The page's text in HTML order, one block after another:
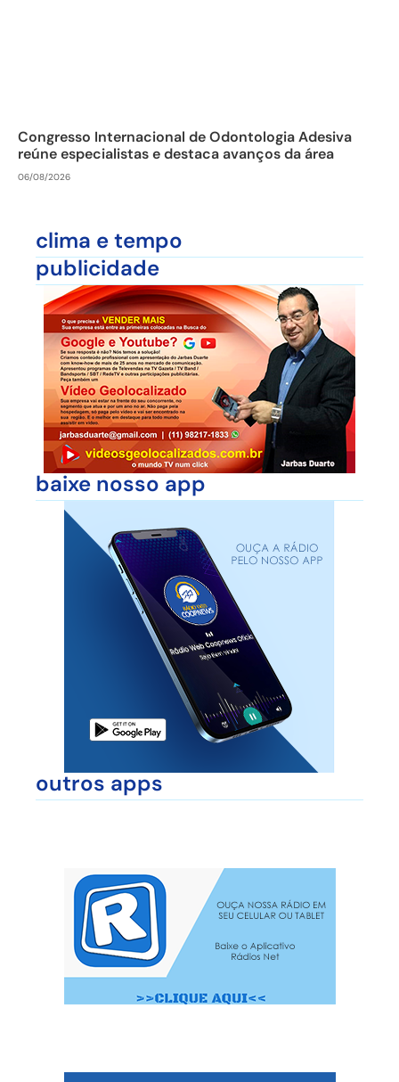
Congresso Internacional de Odontologia Adesiva
reúne especialistas e destaca avanços da área
06/08/2026
clima e tempo
publicidade
baixe nosso app
outros apps